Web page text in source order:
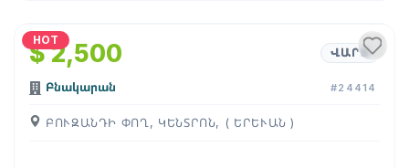
HOT
$ 2,500 ՎԱՐՁ
Բնակարան #24414
ԲՈՒԶԱՆԴԻ ՓՈՂ, ԿԵՆՏՐՈՆ, ( ԵՐԵՒԱՆ )